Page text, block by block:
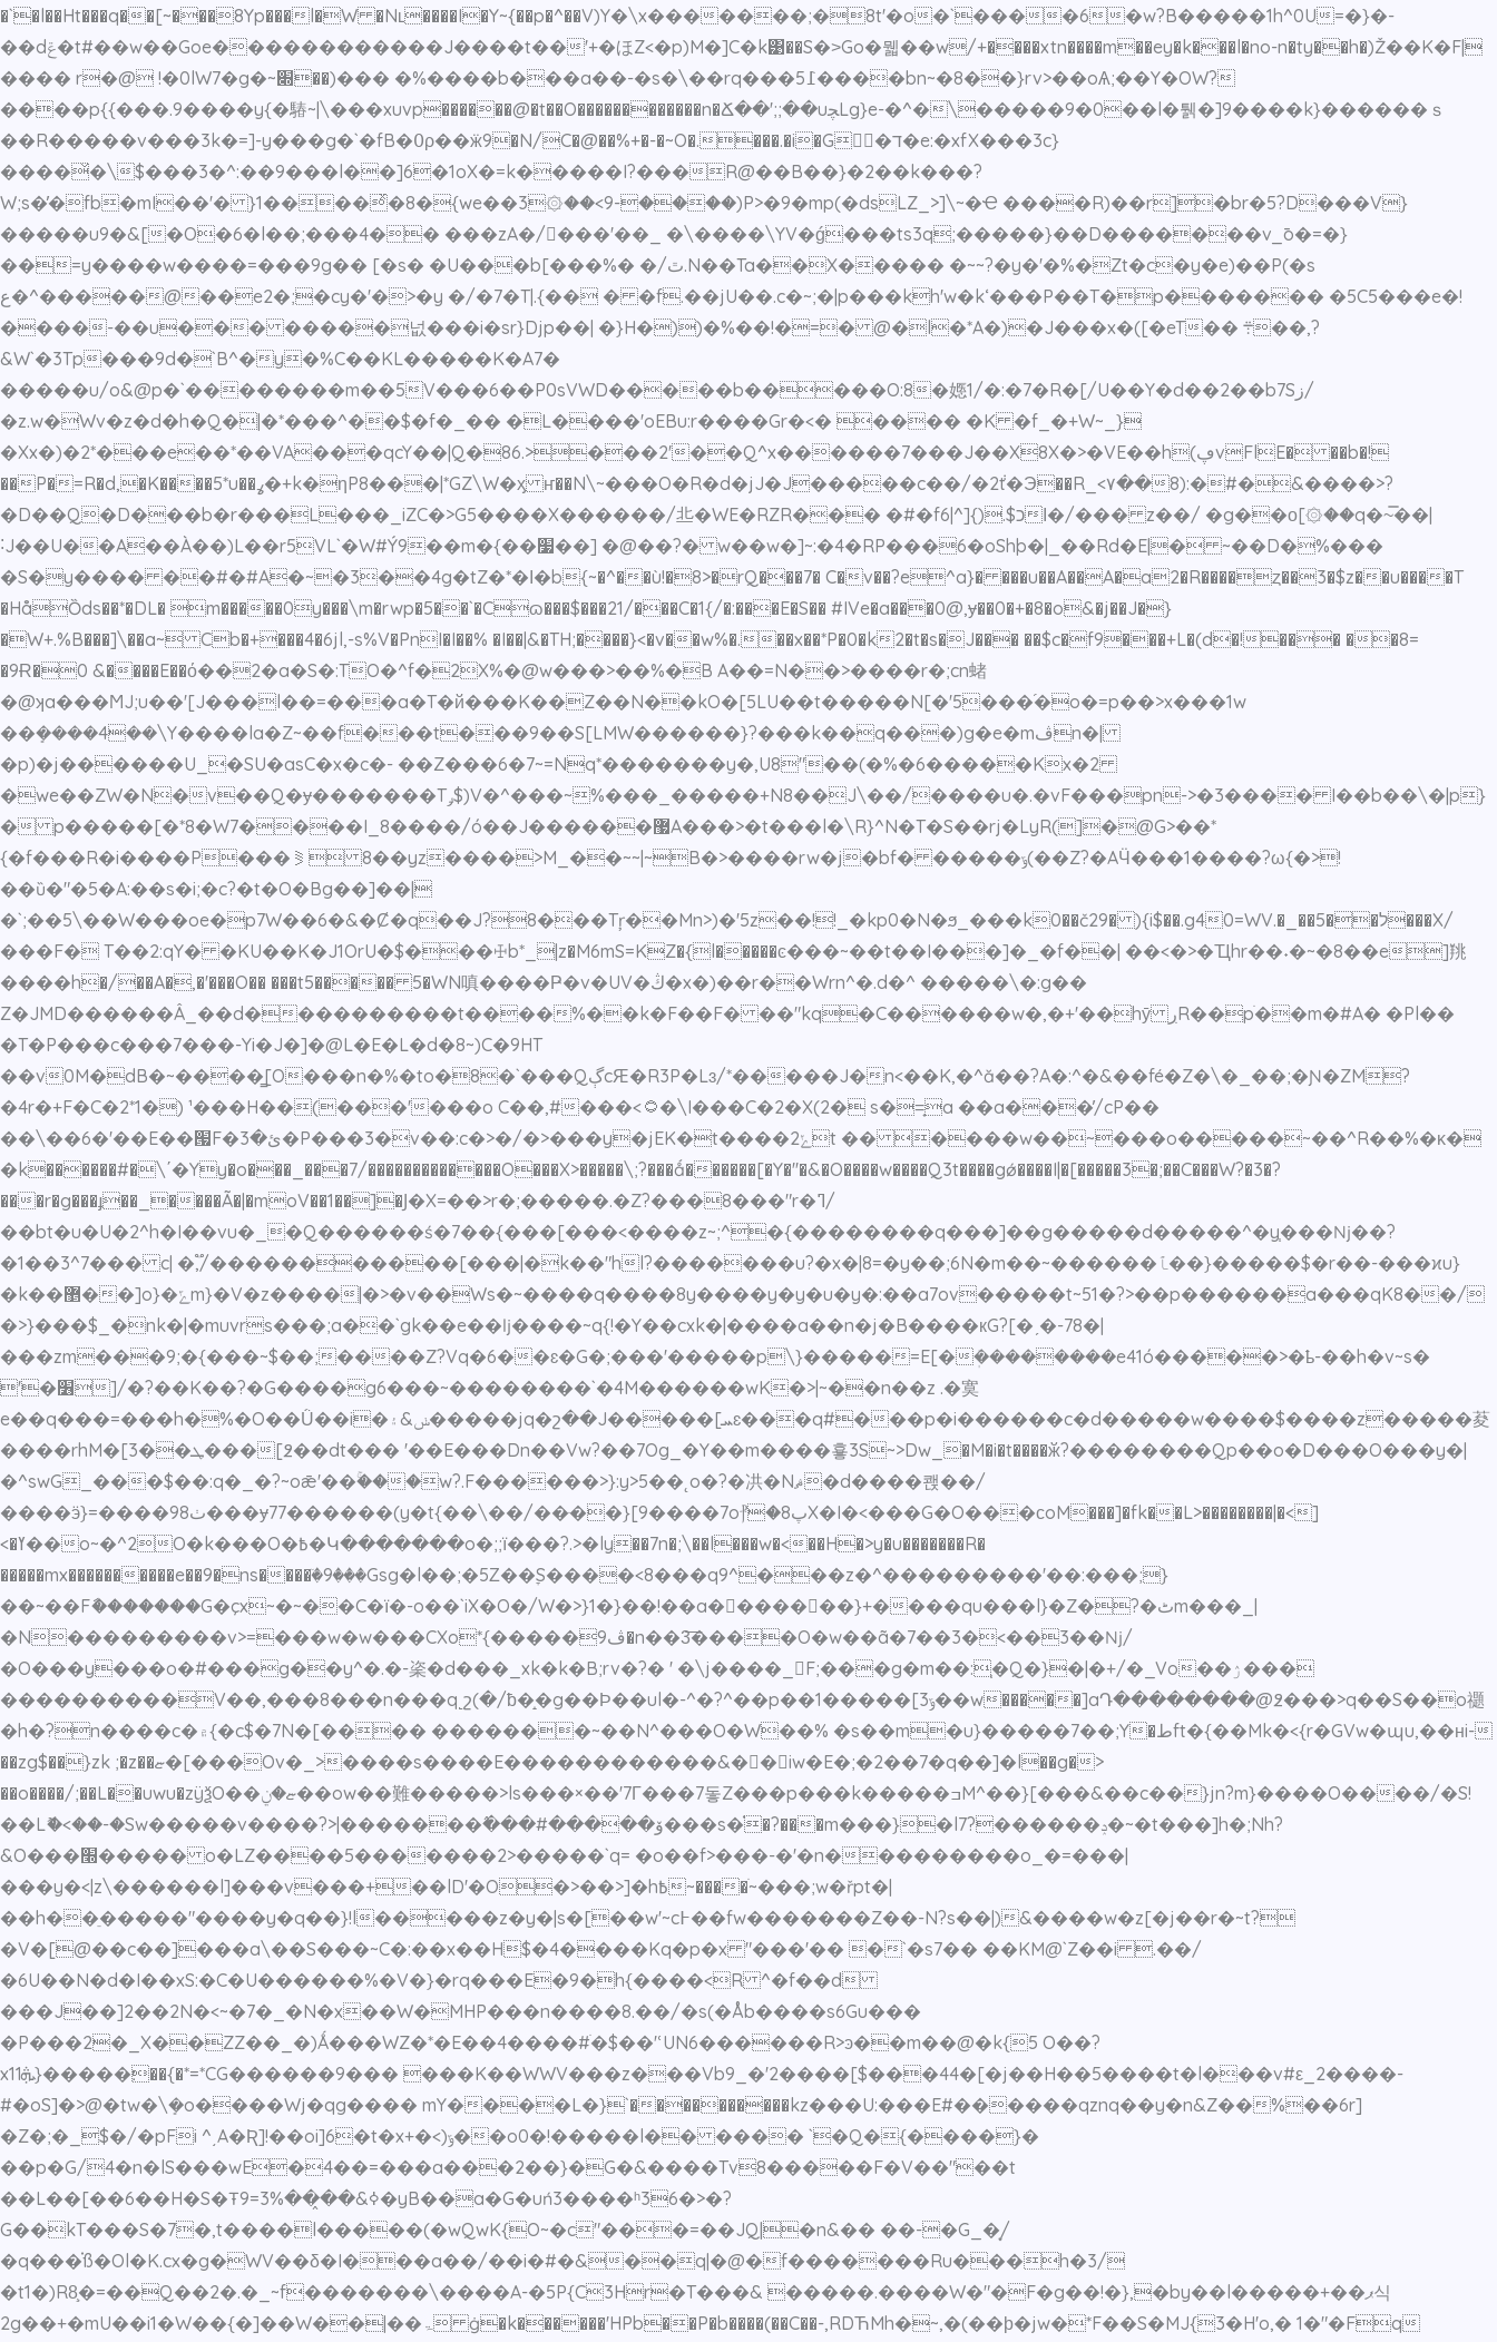
�`�l��Ht���q��[~���8Yp���l�W �Nʟ����I�Y~{��p�^��V)Y�\x�������;�8t'�o�`����6�w?B�����1h^0U=�}�-
��dݝ�t#��w��Goe������������J����t��'+�ほZ<�p)M�]C�k͹��S�˃Go�뭷��w/+����xtn����m��ey�k���l�no-n�ty��h�)Ž��K�F|
���� r�@ !�0lW7�g�~׍��)��� �%����b���a��-�s�\��rq���5߁����bn~�8��}rv>��oѦ;��Y�OW?
����p{{���.9����y{�䮞~|\���xuvp������@�t��O������������n�Ճ��';;��uﭽLg}e-�^�\�����9�0��l�퉭�]9����k}������ｓ
��R�����v���3k�=]-y���g�`�fB�߀ρ��ӝ9�N/C�@��%+�-�~O�.���.�i�G򕩔�ד�e:�xfX���3c}
����̌�\$���3�^:��9���l��]6�1oX�=k�����I?���R@��B��}�2��k���?
W;s�̓�fb�mI��'� }1����ͯ�8�{we��3۞��<9-����)P>�9�mp(�dsLZ_>]\~�Ҽ ����R)��r]�br�5?D���V}
�����u9�&[�O�6�l��;���4�� ���zA�/󓢏���'��_ �\����\YV�ǵ���ts3q;�����}��D�������v_̄o�=�}
��=y����w����=���9g�� [�s� �U���b[���%� �/ٿ.N��Ta��X����� �~~?�y�'�%�Zt�c�y�e)��P(�s
ع�^�����@��e2�;�cy�'�>�y �/�7�T|.{�� � �f.��jU��.c�~;�|p���kh'w�kʻ���P��T�p������� �5C5���e�!
����-��u��� �����넚���i�sr}Djp��| �}H�))�%��!�=� @�l�*A�)�J���x�([�eT�� ܊��,?
&W`�3Tp���9d�`B^�y�%C��KL�����K�A7�
�����u/o&@p�`��������m��5V���6��P0sVWD�����b�����O:8�嫕1/�:�7�R�[/U��Y�d��2��b7Sز/
�z.w�Wv�z�d�h�Q�|�*���^��$�f�_�� �L����'oEBu:r����Gr�<� ���� �K �f_�+W~_}
�Xx�)�2*���e��*��VA���qcY��|Q�86.>���2'��Q^x������7���J��X8X�>�VE��h(ڥvFlE� ��b�!
��P�=R�d,�K����5*u��ߩ�+k�ηP8���|*GZ\W�ӽ ҥ��N\~���O�R�d�jJ�J�����c��/�2݃t�Э��R_<٧��8):�#�&����>?
�D��Q�D���b�r���L���_iZC�>G5����X������/丠�WE�RZR��� �#�f6|^]{).$כӀ�/��� z��/ �g��ο[۞��q�~̿��|
˸J��U��A��À��)L��r5VL`�W#Ý9��m�{��׷��] �@��?� w��w�]~:�4�RP���6�oShþ�|_��Rd�E|� ~��D�%���
�S�y���� ��#�#A�~�3��4g�tZ�*�Ι�b{~�^��ù!�8>�rQ���7� C�v��?e^a}� ���u��A��A�a2�R����ȥ��3�$z��u����T
�HåȌds��*�DL� m�����0y���\m�rwp�5��`�Cɷ���$���21/���C�1{/�:���E�S�� #IVe�a���0@,ɏ��0�+�8�o&�j��J�}
�W+.%B���]\��a~ Cb�+���4�6jl,-s%V�PnI�I��% �I��|&�TH;����}<�v��w%�.��x��*P�0�k2�t�s�J��� ��$c�f9���+L�(d�!��� ��8=
�9Ɍ�0 &����E��ό��2�a�S�:TO�^f�2X%�@w���>��%�B A��=N��>����r�;cn蝫
�@ʞa���ϺJ;u��'[J���l��=���a�T�й���K��Z��N��kO�[5LU��t�����N[�'5���֜�o�=p��>x���1w
��ܻ����4��\Y����la�Z~��f���t���9��S[LMW������}?���k��q���)g�e�mڤn�|
�p)�j������U_�SU�asC�x�c�- ��Z���6�7~=Nq*�������y�,U8"��(�%�6�����Kx�2
�we��ZW�N�v��Q�ɏ�������Tݛ$)V�^���~%���_�����+N8��J\��/����u�.�vF���pn->�3���� I��b��\�|p}
� p�����[�*8�W7����I_8����/ó��J������޷A���>�t���l�\R}^N�T�S��rj�LyR(]�@G>��*
{�f���R�i����P���⪜ 8��yz����>M_��~~|~B�>����rw�j�bf� �����ݹ(��Z?�AӴ���1����?ω{�>!
��ȕ�"�5�A:��s�i;�c?�t�O�Bg��]��|
�`;��5\��W���oe�p7W��6�&�Ȼ�q��J?8���Tŗ��Mn>)�'5z��!!_�kp0�N�ϧ_���k0��č29� ){i$��.g40=WV.�_��5��ל���X/
���F� T��2:qY� �KU��K�J1OrU�$���ꖅb*_|z�M6mS=KZ�{l�����ͼ���~��t��I���]�_�f��| ��<�>�Ҵhr��˖�~�8��e]䍮
����h�/��A�,�'���O�� ���t5����� 5�WN嗔����Ҏ�v�UV�ڭ�x�)��r��Wrn^�.d�^ �����\�:g��
Z�JMD������Â_��d����������t����%��k�F��F� ��"kq�C������w�,�+'��hӯ ڔR��pׁ��m�#A� �Pl��
�T�P���c���7���-Yi�J�]�@L�E�L�d�8~)C�9HT
��v0M�dB�~����̳[O���n�%�to�8�`���QڳcԘ�R3P�Lɜ/*�����J�n<��K,�^ă��?A�:^�&��fé�Z�\�_��;�Ɲ�ZM?
�4r�+F�C�2*1�) ¹���H��(���'���o C��,#���<۝�\I���C�2�X(2� s�=̟a ��a���̕/cP��
��\��6�'��E��՗F�ئ�3�P���3�v��:c�>�/�>���y�jEK�t����ݺ2t �� ����w��~���o�����~��^R��%�κ�
�k������#�\΄�Yy�o���_���7/�������������O���X>�����\;?���ǻ������[�Y�''�&�O����w����Q3t����gǿ����I|�[�����3�;��C���W?�3�?
���r�g���ɟ��_����Ã�|�moV��1��]�Ϳ�X=��>r�;�����.�Z?���8���"r�ߣ/
��bt�u�U�2^h�I��vu�_�Q������ś�7��{���[���<����z~;^�{��������q���]��g�����d�����^�y֧���ǋ��?
�1��3^7��� c| �,֟/�����������[���|�k��"hl?�������u?�x�|8=�y��;6N�܏m��~������ﭑ��}�����$�r��-���ϰu}
�k��޵��]o}�ݻm}�V�z����|�>�v��Ws�~����q����8y����y�y�u�y�:��a7ov�����t~51�?>��p������a���qK8��/
�>}���$_�nk�|�muvrs���;a��`gk��e��ǉ����~q{!�Y��cxk�|����a��n�j�B����кG?[�ˏ�-78�|
���zm���9;�{���~$��;����Z?Vq�6��ɛ�G�;���'�����p\}�����=E[�ܲ��������e41ó�����>�ҍ-��h�v~s�
'�׶]/�?��K��?�G����g6���~��������`�4M������wK�>|~��n��z .�寞
e��q���=���h�%�O��Ǜ��i�ݭ&۽�����jq�շ��J�����[ܚɛ���q#���p�i������c�d�����w����$����z�����荾
����rhM�[3��ܛ���[߶��dt��� '��E���Dn��Vw?��7Og_�Y��m����훃3S~>Dw_�M�i�t����ӂ?��������Qp��o�D���O���y�|
�^swG_���$��:q�_�?~oǣ'��ۚ���w?.F������>}:y>5��˛o�?�㓋�Nޘ�d����쾑��/
����ӭ}=����9ٺ8���ɏ77������(y�t{��\��/�� ּ��}[9����7o⳨�8پX�I�<���G�O���сoM���]�fk��L>��������|�<]
<�ߌ��o~�^2O�k���O�߿�Կ�������o�;;ї���?.>�ly��7n�;\��l���w�<��H�>y�u�������R�
�����mx����������e��9�ns����ٙ�9���Gsg�l��;�5Ζ��ׇS����<8���q9^���z�^���������'��:���;}
��~��Fާ�������G�çx~�~��C�ї�-o��`iX�O�/W�>}1�}��!��a��َ�����}+����qu���l}�Z�?�ٹm���_|
�N���������v>=���w�w���CXo*{�����ڤ9�n��3͞����O�w��ã�7��3�<��3��ǋ/
�O���y���o�#���g��y^�.�-秶�d���_xk�k�B;rv�?� ' �\j����_F;���g�m��:֧�Q�}�|�+/�_Vo��ۯ���
����������V��,���8���n���q˻շ(�/ƀ�̝�g��Ϸ��ul�-^�?^��p��1�����[ݹ3��w�����]aԴ��������@߶���>q��S��o禵
�h�?n����c�۾{�c$�7N�[���� �������~��N^���O�W��% �s��m�u}�����7��;Y�طft�{��Mk�<{r�GVw�պu,��нi-
��zg$��}zk ;�z��ޏ�[���Ov�_>����s����E������������&�𓫅�iw�E�;�2��7�q��]�l��g�>
��o����/;��L��uwu�zÿѯO��ޏ�ݧ��ow��難�����>ls���×��'7Г���7돟Z���p���k�����ߏM^��}[���&��c��}jn?m}����O����/�S!
��Lޮ�<��-�Sw�����v����?>|�������߮���#�����ۆ���s�֗�?���m���}�l7?������ݚ�~�t���]h�;Nh?
&O���׭����� o�LZ����5�������2>�����`q= �o��f>���-�'�n���������o_�=���|
���y�<|z\������l]���v���+��lD'�O�>��>]�h߿~����ׁ~���;w�řpt�|
��h��ֵ�����"����y�q��}!l�����z�y�|s�[��w'~c߅��fw�������Z��-N?s��|)&����w�z[�j��r�~t?
�V�[@��c��]���a\��S���~C�:��x��H$�4����Kq�p�x "���'�� �`�s7�� ��KM@`Z��i .��/
�6U��N�d�I��xS:�C�U������%�V�}�rq���E�9�h{����<R ^�f��d
���J��]2��2N�<~�7�_�N�x��W�MHP���n����8.��/�s(�Åb����s6Gu���
�P���2�_X��ZZ��_�)Ǻ���WZ�*�E��4����#ׄ�$��'ՙUN6������R>ͽ��m��@�k{5 O��?
x1׃�����{ܞ1��{�*=*CG������9��� ���K��WWV���z���Vb9_�'2����[$���44�[�j��H��5����t�l���v#ε_2����-
#�oS]�>@�tw�\ܻ�o����Wj�qg���� mY����L�}`����������kz���U:���E#������qznq��y�n&Z��%��6r]
�Z�;�_$�/�pFi ^͵A�Ʀ]!��oi]6�t�x+�<)ݹ��o0�!�����l�� ���� `�Q�{����}�
��p�G/4�n�lS���wE�4��=���a���2��}�G�&����Tv8�����F�V��"��t
��L��[��6��H�S�Ŧߦ&��̭��3%=9�yB��a�G�uń3����ʰ36�>�?
G��kT���S�7�,t����l�����(�wQwK{O~�c"���=��JQ|�n&�� ��-�G_�͙/
�q���֗ß�Ol�K.cx�g�WV��δ�I���a��/��i�#�&��q|�@�f�������Ru���h�3/
�t1�)R8̧�=��Q��2�.�_~f�������\����A-�5P{C3Hr�T���& �����.����W�"�F�g��!�},�by��l�����+��ޕ식
2g��+�mU��i1�W��{�]��W��|��ۃ ġ�k������'HPb��P�b����(��C��-,RDЋMh�~,�(��ϸ�jw�*F��S�MJ{3�H'o,� 1�"�Fq